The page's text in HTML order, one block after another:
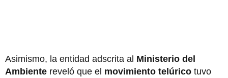
Asimismo, la entidad adscrita al Ministerio del
Ambiente reveló que el movimiento telúrico tuvo